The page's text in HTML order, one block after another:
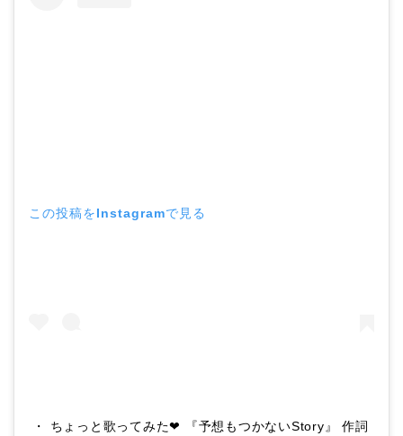
この投稿をInstagramで見る
・ ちょっと歌ってみた❤︎ 『予想もつかないStory』 作詞